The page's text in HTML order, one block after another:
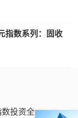
指数系列：固收
投资全